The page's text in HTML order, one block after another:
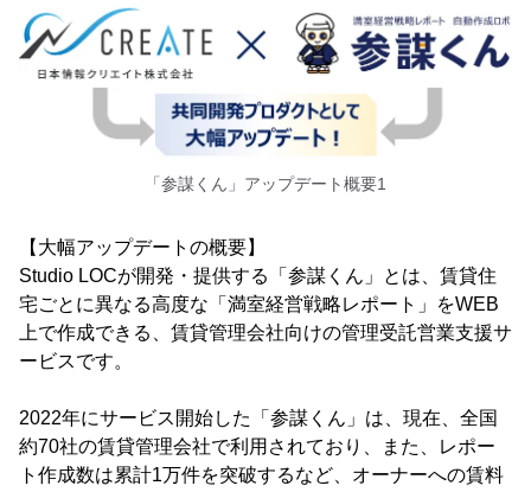
「参謀くん」アップデート概要1
【大幅アップデートの概要】
Studio LOCが開発・提供する「参謀くん」とは、賃貸住
宅ごとに異なる高度な「満室経営戦略レポート」をWEB
上で作成できる、賃貸管理会社向けの管理受託営業支援サ
ービスです。
2022年にサービス開始した「参謀くん」は、現在、全国
約70社の賃貸管理会社で利用されており、また、レポー
ト作成数は累計1万件を突破するなど、オーナーへの賃料